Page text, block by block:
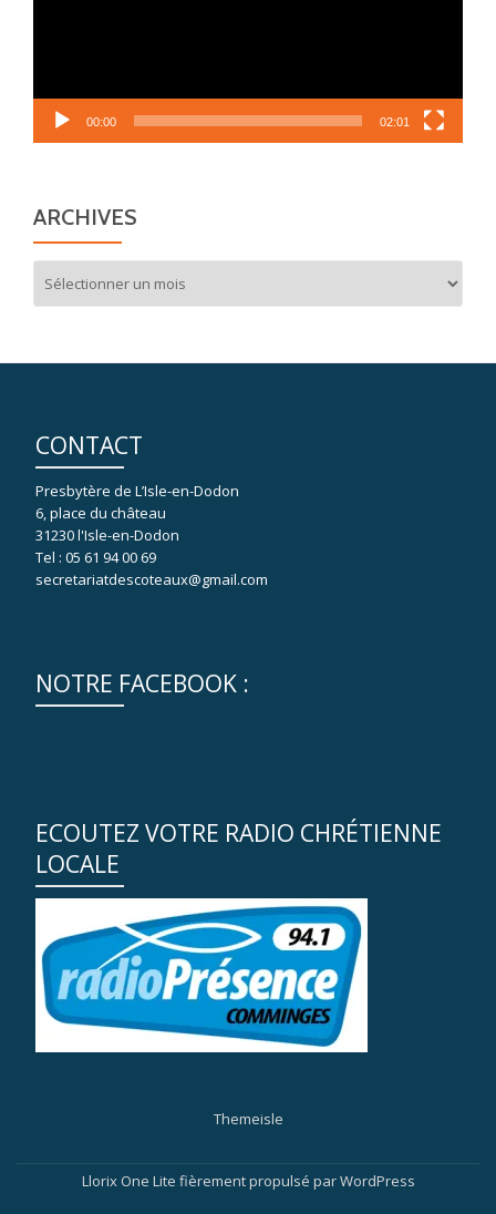
00:00 02:01
ARCHIVES
CONTACT
Presbytère de L’Isle-en-Dodon
6, place du château
31230 l'Isle-en-Dodon
Tel : 05 61 94 00 69
secretariatdescoteaux@gmail.com
NOTRE FACEBOOK :
ECOUTEZ VOTRE RADIO CHRÉTIENNE
LOCALE
Themeisle
M
Llorix One Lite fièrement propulsé parWordPress